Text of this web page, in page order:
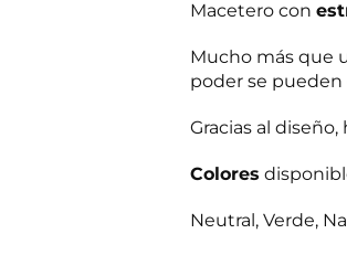
Macetero con
Mucho más que
poder se
Gracias al
Colores
Neutral, Verde,